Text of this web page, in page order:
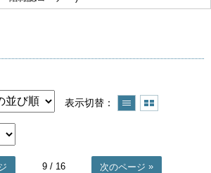
表示切替
9/ 16 次のページ